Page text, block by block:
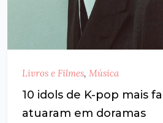
Livros e Filmes, Música
10 idols de K-pop mais
atuaram em doramas